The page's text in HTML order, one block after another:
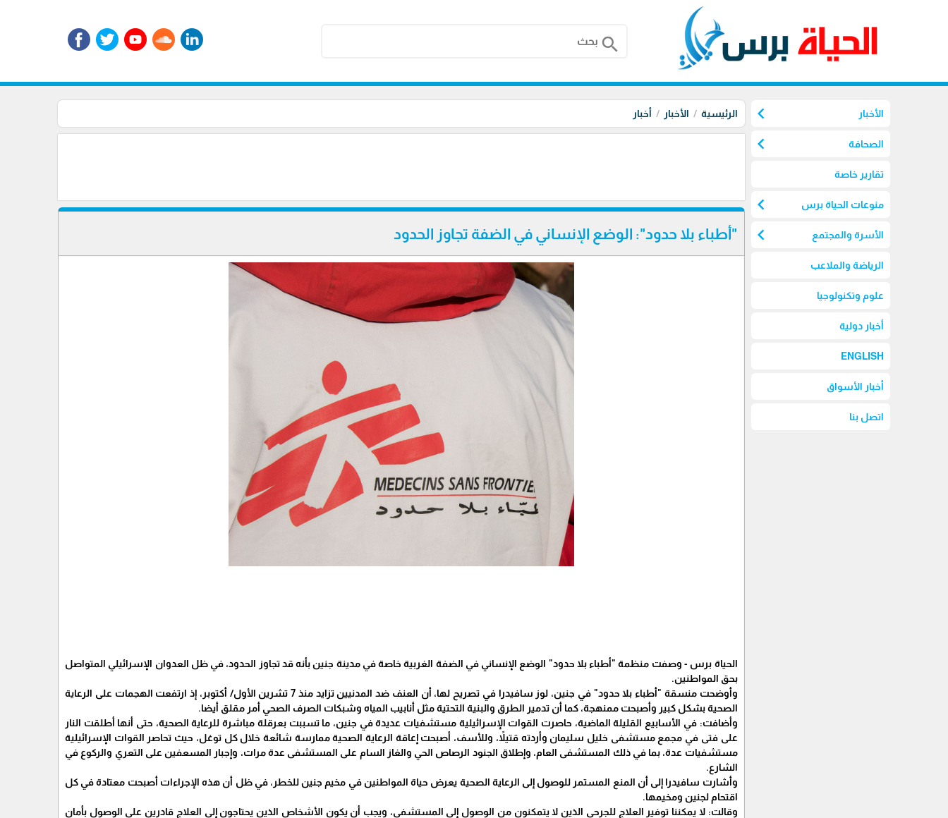
search
الأخبار chevron_left
الصحافة chevron_left
تقارير خاصة
منوعات الحياة برس chevron_left
الأسرة والمجتمع chevron_left
الرياضة والملاعب
علوم وتكنولوجيا
أخبار دولية
ENGLISH
أخبار الأسواق
اتصل بنا
الرئيسية الأخبار أخبار
"أطباء بلا حدود": الوضع الإنساني في الضفة تجاوز الحدود
الحياة برس - وصفت منظمة "أطباء بلا حدود" الوضع الإنساني في الضفة الغربية خاصة في مدينة جنين بأنه قد تجاوز الحدود، في ظل العدوان الإسرائيلي المتواصل
بحق المواطنين.
وأوضحت منسقة "أطباء بلا حدود" في جنين، لوز سافيدرا في تصريح لها، أن العنف ضد المدنيين تزايد منذ 7 تشرين الأول/ أكتوبر، إذ ارتفعت الهجمات على الرعاية
الصحية بشكل كبير وأصبحت ممنهجة، كما أن تدمير الطرق والبنية التحتية مثل أنابيب المياه وشبكات الصرف الصحي أمر مقلق أيضا.
وأضافت: في الأسابيع القليلة الماضية، حاصرت القوات الإسرائيلية مستشفيات عديدة في جنين، ما تسببت بعرقلة مباشرة للرعاية الصحية، حتى أنها أطلقت النار
على فتى في مجمع مستشفى خليل سليمان وأردته قتيلاً، وللأسف، أصبحت إعاقة الرعاية الصحية ممارسة شائعة خلال كل توغل، حيث تحاصر القوات الإسرائيلية
مستشفيات عدة، بما في ذلك المستشفى العام، وإطلاق الجنود الرصاص الحي والغاز السام على المستشفى عدة مرات، وإجبار المسعفين على التعري والركوع في
الشارع.
وأشارت سافيدرا إلى أن المنع المستمر للوصول إلى الرعاية الصحية يعرض حياة المواطنين في مخيم جنين للخطر، في ظل أن هذه الإجراءات أصبحت معتادة في كل
اقتحام لجنين ومخيمها.
وقالت: لا يمكننا توفير العلاج للجرحى الذين لا يتمكنون من الوصول إلى المستشفى، ويجب أن يكون الأشخاص الذين يحتاجون إلى العلاج قادرين على الوصول بأمان